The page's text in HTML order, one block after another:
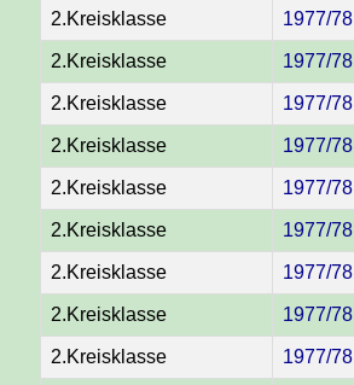
2.Kreisklasse 1977/78
2.Kreisklasse 1977/78
2.Kreisklasse 1977/78
2.Kreisklasse 1977/78
2.Kreisklasse 1977/78
2.Kreisklasse 1977/78
2.Kreisklasse 1977/78
2.Kreisklasse 1977/78
2.Kreisklasse 1977/78